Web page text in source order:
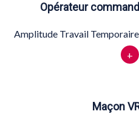
Opérateur
Amplitude Travail Temporaire
+
Maçon